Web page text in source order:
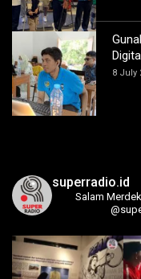
8 July
superradio.id
Salam